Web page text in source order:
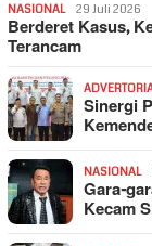
NASIONAL 29 Juli 2026
Berderet Kasus,
Terancam
Sinergi
NASIONAL
Gara-
Kecam